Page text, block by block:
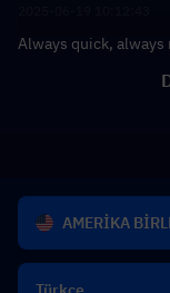
Always quick, always
AMERİKA